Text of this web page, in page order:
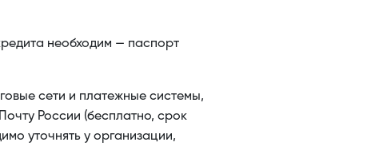
необходим — паспорт
сети и платежные системы,
России (бесплатно, срок
уточнять у организации,